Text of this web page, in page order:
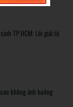
TP.HCM: Lời giải từ
không ảnh hưởng